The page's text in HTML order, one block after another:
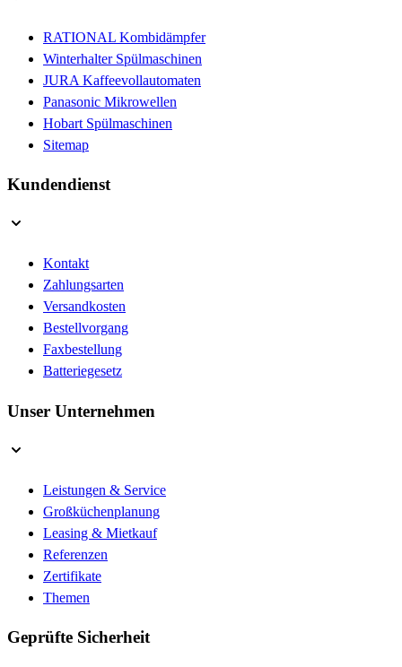
RATIONAL Kombidämpfer
Winterhalter Spülmaschinen
JURA Kaffeevollautomaten
Panasonic Mikrowellen
Hobart Spülmaschinen
Sitemap
Kundendienst
Kontakt
Zahlungsarten
Versandkosten
Bestellvorgang
Faxbestellung
Batteriegesetz
Unser Unternehmen
Leistungen & Service
Großküchenplanung
Leasing & Mietkauf
Referenzen
Zertifikate
Themen
Geprüfte Sicherheit